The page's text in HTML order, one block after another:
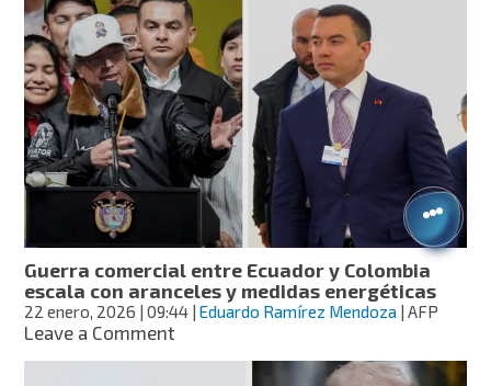
endurece
política
contra
Cuba:
anuncia
aranceles
a
países
que
petróleo
a
la
isla
Guerra comercial entre Ecuador y Colombia
escala con aranceles y medidas energéticas
22 enero, 2026 | 09:44 |Eduardo Ramírez Mendoza | AFP
Leave a Commenton